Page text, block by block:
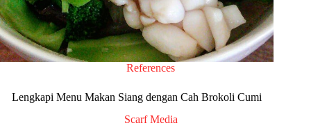
References
Lengkapi Menu Makan Siang dengan Cah Brokoli Cumi
Scarf Media